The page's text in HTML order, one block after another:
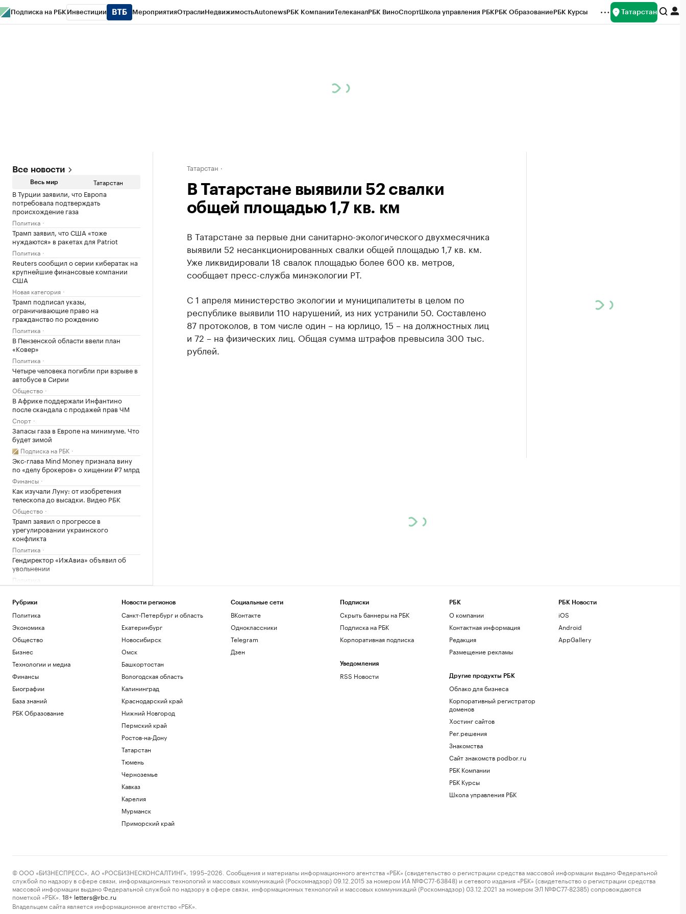
Подписка на РБК Инвестиции МероприятияОтраслиНедвижимостьAutonewsРБК КомпанииТелеканалРБК ВиноСпортШкола управления РБКРБК ОбразованиеРБК Курсы Татарстан
Все новости
Весь мир Татарстан
В Турции заявили, что Европа
потребовала подтверждать
происхождение газа
Политика
Трамп заявил, что США «тоже
нуждаются» в ракетах для Patriot
Политика
Reuters сообщил о серии кибератак на
крупнейшие финансовые компании
США
Новая категория
Трамп подписал указы,
ограничивающие право на
гражданство по рождению
Политика
В Пензенской области ввели план
«Ковер»
Политика
Четыре человека погибли при взрыве в
автобусе в Сирии
Общество
В Африке поддержали Инфантино
после скандала с продажей прав ЧМ
Спорт
Запасы газа в Европе на минимуме. Что
будет зимой
Подписка на РБК
Экс-глава Mind Money признала вину
по «делу брокеров» о хищении ₽7 млрд
Финансы
Как изучали Луну: от изобретения
телескопа до высадки. Видео РБК
Общество
Трамп заявил о прогрессе в
урегулировании украинского
конфликта
Политика
Гендиректор «ИжАвиа» объявил об
увольнении
Политика
проблем с вылетом «Сочи» в Москву
Перешедший в «Лидс» Траффорд стал
самым дорогим британским вратарем
Спорт
Как устроены приватные террасы в
РБК и ПИК Серия плюс
Аэропорт Домодедово открыли для
приема и вылета самолетов
Политика
Женщина и ребенок погибли во время
непогоды в Смоленске
Обвиняемой по делу о порнографии
экс-участнице «Дома-2» запросили
Иран сообщил об «операции против
целей врага» в Ормузском проливе
Шнайдер обыграла Калинскую и вышла
в четвертый круг турнира в Торонто
Татарстан
В Татарстане выявили 52 свалки
общей площадью 1,7 кв. км
В Татарстане за первые дни санитарно-экологического двухмесячника
выявили 52 несанкционированных свалки общей площадью 1,7 кв. км.
Уже ликвидировали 18 свалок площадью более 600 кв. метров,
сообщает пресс-служба минэкологии РТ.
С 1 апреля министерство экологии и муниципалитеты в целом по
республике выявили 110 нарушений, из них устранили 50. Составлено
87 протоколов, в том числе один – на юрлицо, 15 – на должностных лиц
и 72 – на физических лиц. Общая сумма штрафов превысила 300 тыс.
рублей.
Рубрики
Политика
Экономика
Общество
Бизнес
Технологии и медиа
Финансы
Биографии
База знаний
РБК Образование
Новости регионов
Санкт-Петербург и область
Екатеринбург
Новосибирск
Омск
Башкортостан
Вологодская область
Калининград
Краснодарский край
Нижний Новгород
Пермский край
Ростов-на-Дону
Татарстан
Тюмень
Черноземье
Кавказ
Карелия
Мурманск
Приморский край
Социальные сети
ВКонтакте
Одноклассники
Telegram
Дзен
Подписки
Скрыть баннеры на РБК
Подписка на РБК
Корпоративная подписка
Уведомления
RSS Новости
РБК
О компании
Контактная информация
Редакция
Размещение рекламы
Другие продукты РБК
Облако для бизнеса
Корпоративный регистратор
доменов
Хостинг сайтов
Рег.решения
Знакомства
Сайт знакомств podbor.ru
РБК Компании
РБК Курсы
Школа управления РБК
РБК Новости
iOS
Android
AppGallery
© ООО «БИЗНЕСПРЕСС», АО «РОСБИЗНЕСКОНСАЛТИНГ», 1995–2026. Сообщения и материалы информационного агентства «РБК» (свидетельство о регистрации средства массовой информации выдано Федеральной
службой по надзору в сфере связи, информационных технологий и массовых коммуникаций (Роскомнадзор) 09.12.2015 за номером ИА №ФС77-63848) и сетевого издания «РБК» (свидетельство о регистрации средства
массовой информации выдано Федеральной службой по надзору в сфере связи, информационных технологий и массовых коммуникаций (Роскомнадзор) 03.12.2021 за номером ЭЛ №ФС77-82385) сопровождаются
пометкой «РБК».
18+ letters@rbc.ru
Владельцем сайта является информационное агентство «РБК».